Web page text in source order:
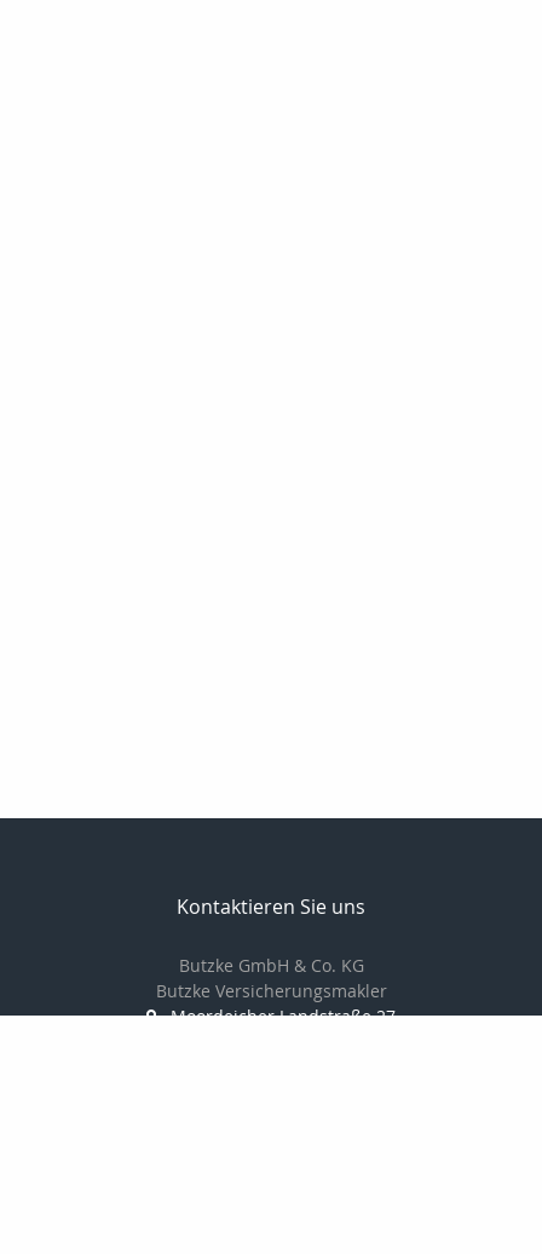
Kontaktieren Sie uns
Butzke GmbH & Co. KG
Butzke Versicherungsmakler
Moordeicher Landstraße 27